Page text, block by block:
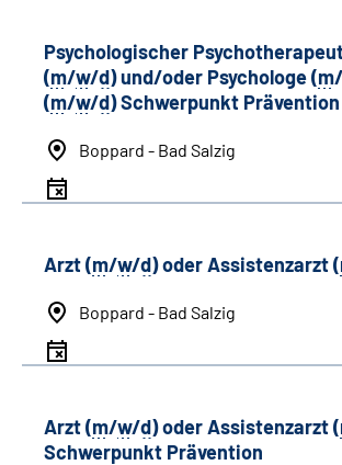
Psychologischer
(m/w/d) und/oder Psychologe (m/
(m/w/d) Schwerpunkt Prävention
Boppard - Bad Salzig
Arzt (m/w/d) oder Assistenzarzt (
Boppard - Bad Salzig
Arzt (m/w/d) oder Assistenzarzt (
Schwerpunkt Prävention